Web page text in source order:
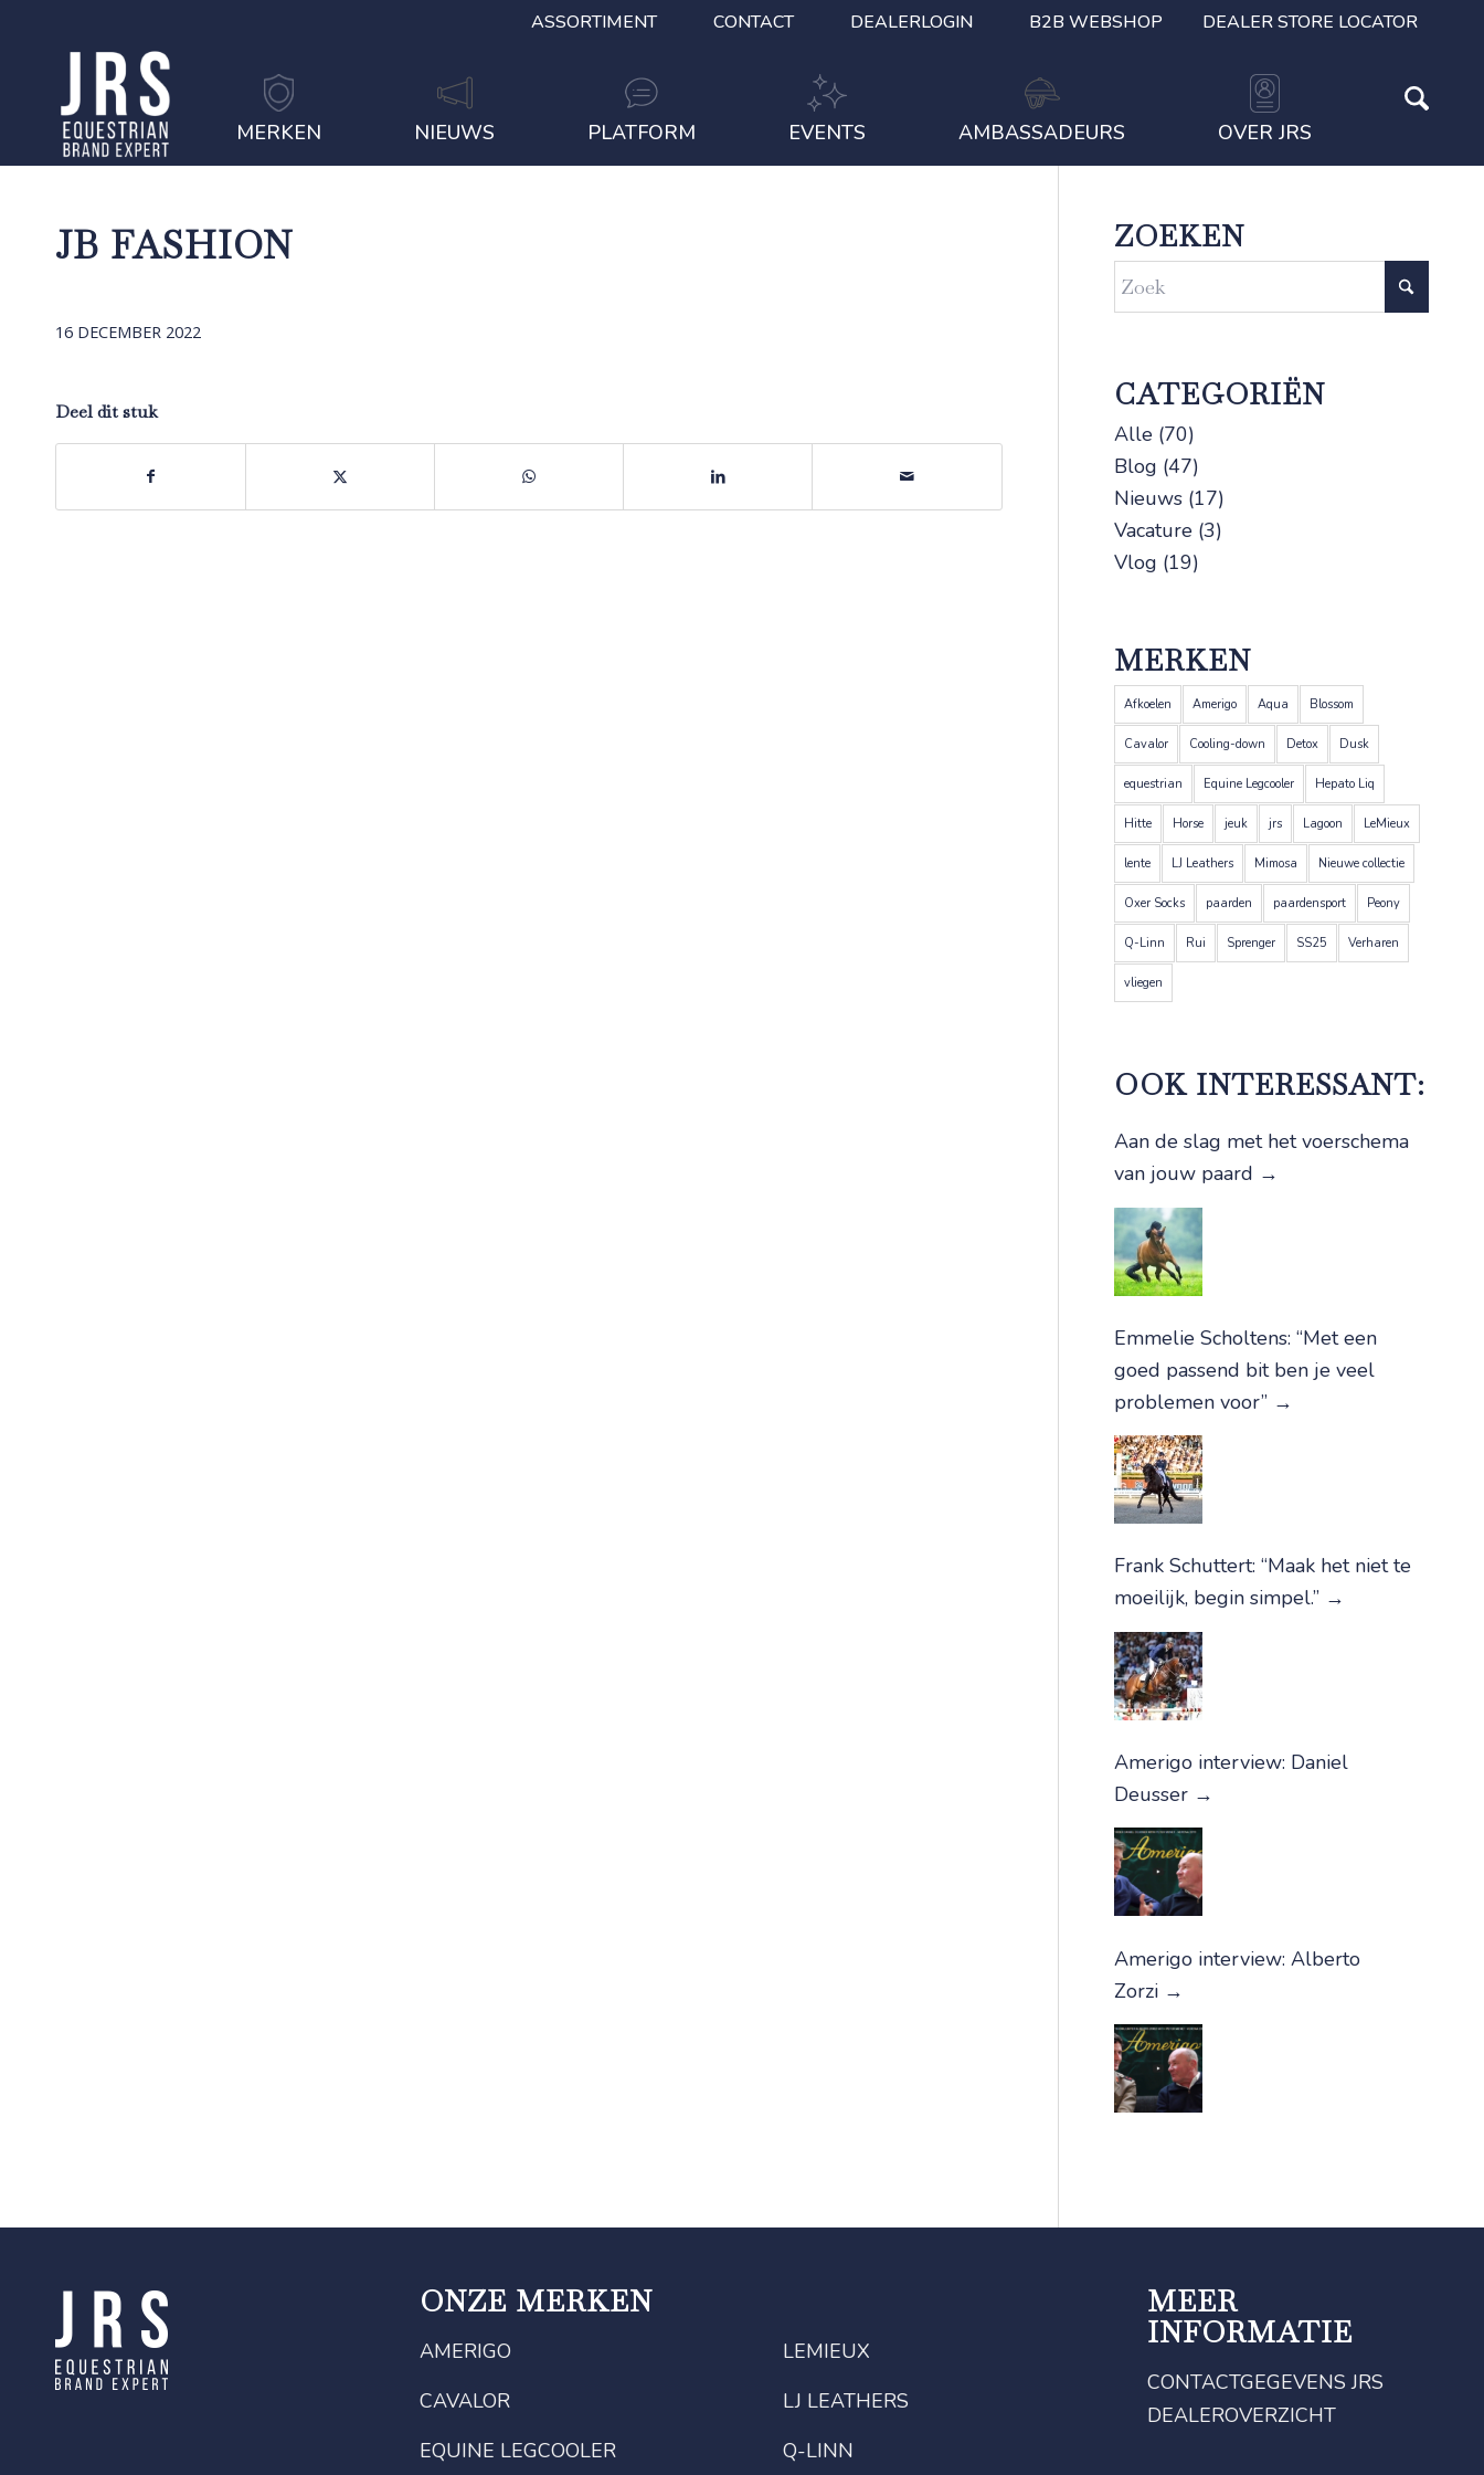
ASSORTIMENT CONTACT DEALERLOGIN B2B WEBSHOP DEALER STORE LOCATOR
MERKEN NIEUWS PLATFORM EVENTS AMBASSADEURS OVER JRS
JB FASHION
16 DECEMBER 2022
Deel dit stuk
ZOEKEN
CATEGORIËN
Alle (70)
Blog (47)
Nieuws (17)
Vacature (3)
Vlog (19)
MERKEN
Afkoelen Amerigo Aqua Blossom
Cavalor Cooling-down Detox Dusk
equestrian Equine Legcooler Hepato Liq
Hitte Horse jeuk jrs Lagoon LeMieux
lente LJ Leathers Mimosa Nieuwe collectie
Oxer Socks paarden paardensport Peony
Q-Linn Rui Sprenger SS25 Verharen
vliegen
OOK INTERESSANT:
Aan de slag met het voerschema
van jouw paard →
Emmelie Scholtens: “Met een
goed passend bit ben je veel
problemen voor” →
Frank Schuttert: “Maak het niet te
moeilijk, begin simpel.” →
Amerigo interview: Daniel
Deusser →
Amerigo interview: Alberto
Zorzi →
ONZE MERKEN
AMERIGO
CAVALOR
EQUINE LEGCOOLER
LEMIEUX
LJ LEATHERS
Q-LINN
MEER
INFORMATIE
CONTACTGEGEVENS JRS
DEALEROVERZICHT